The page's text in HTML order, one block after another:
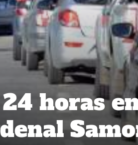
horas